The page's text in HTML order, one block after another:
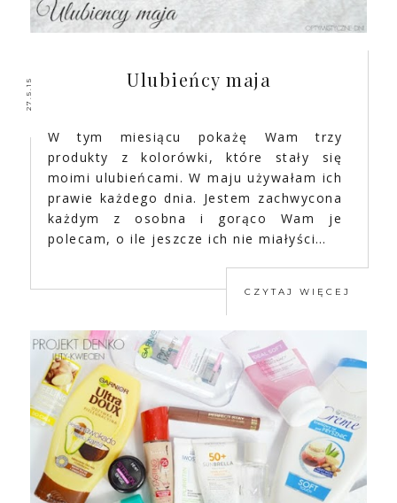
27.5.15 Ulubieńcy maja
W tym miesiącu pokażę Wam trzy
produkty z kolorówki, które stały się
moimi ulubieńcami. W maju używałam ich
prawie każdego dnia. Jestem zachwycona
każdym z osobna i gorąco Wam je
polecam, o ile jeszcze ich nie miałyści…
CZYTAJ WIĘCEJ